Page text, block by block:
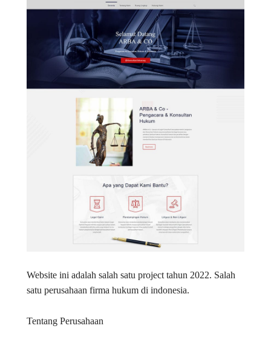
Website ini adalah salah satu project tahun 2022. Salah
satu perusahaan firma hukum di indonesia.
Tentang Perusahaan